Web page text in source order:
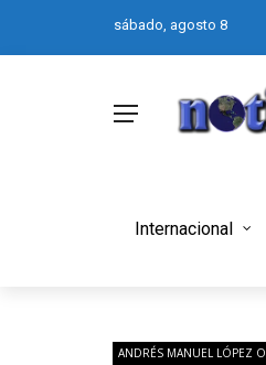
sábado, agosto 8
Internacional
ANDRÉS MANUEL LÓPEZ